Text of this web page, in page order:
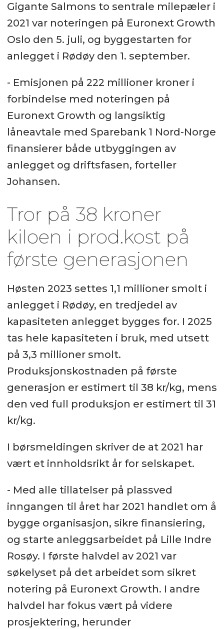
Gigante Salmons to sentrale milepæler i
2021 var noteringen på Euronext Growth
Oslo den 5. juli, og byggestarten for
anlegget i Rødøy den 1. september.
- Emisjonen på 222 millioner kroner i
forbindelse med noteringen på
Euronext Growth og langsiktig
låneavtale med Sparebank 1 Nord-Norge
finansierer både utbyggingen av
anlegget og driftsfasen, forteller
Johansen.
Tror på 38 kroner
kiloen i prod.kost på
første generasjonen
Høsten 2023 settes 1,1 millioner smolt i
anlegget i Rødøy, en tredjedel av
kapasiteten anlegget bygges for. I 2025
tas hele kapasiteten i bruk, med utsett
på 3,3 millioner smolt.
Produksjonskostnaden på første
generasjon er estimert til 38 kr/kg, mens
den ved full produksjon er estimert til 31
kr/kg.
I børsmeldingen skriver de at 2021 har
vært et innholdsrikt år for selskapet.
- Med alle tillatelser på plassved
inngangen til året har 2021 handlet om å
bygge organisasjon, sikre finansiering,
og starte anleggsarbeidet på Lille Indre
Rosøy. I første halvdel av 2021 var
søkelyset på det arbeidet som sikret
notering på Euronext Growth. I andre
halvdel har fokus vært på videre
prosjektering, herunder